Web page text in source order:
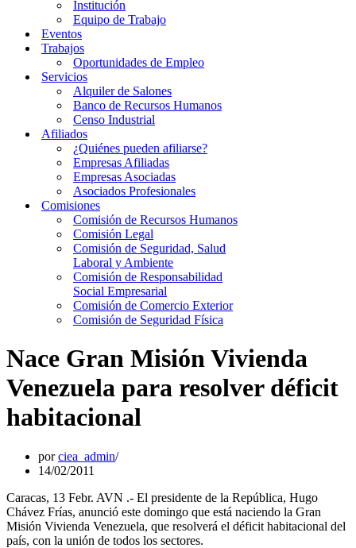
Institución
Equipo de Trabajo
Eventos
Trabajos
Oportunidades de Empleo
Servicios
Alquiler de Salones
Banco de Recursos Humanos
Censo Industrial
Afiliados
¿Quiénes pueden afiliarse?
Empresas Afiliadas
Empresas Asociadas
Asociados Profesionales
Comisiones
Comisión de Recursos Humanos
Comisión Legal
Comisión de Seguridad, Salud
Laboral y Ambiente
Comisión de Responsabilidad
Social Empresarial
Comisión de Comercio Exterior
Comisión de Seguridad Física
Nace Gran Misión Vivienda
Venezuela para resolver déficit
habitacional
porciea_admin
14/02/2011
Caracas, 13 Febr. AVN .- El presidente de la República, Hugo
Chávez Frías, anunció este domingo que está naciendo la Gran
Misión Vivienda Venezuela, que resolverá el déficit habitacional del
país, con la unión de todos los sectores.